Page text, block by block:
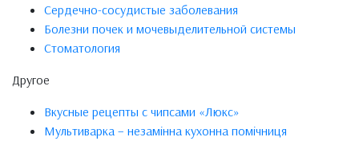
Сердечно-сосудистые заболевания
Болезни почек и мочевыделительной системы
Стоматология
Другое
Вкусные рецепты с чипсами «Люкс»
Мультиварка – незамінна кухонна помічниця